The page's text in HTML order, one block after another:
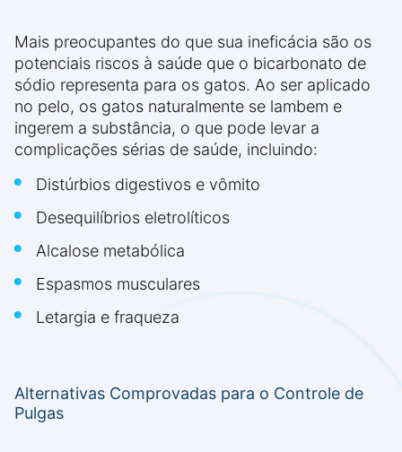
Mais preocupantes do que sua ineficácia são os
potenciais riscos à saúde que o bicarbonato de
sódio representa para os gatos. Ao ser aplicado
no pelo, os gatos naturalmente se lambem e
ingerem a substância, o que pode levar a
complicações sérias de saúde, incluindo:
Distúrbios digestivos e vômito
Desequilíbrios eletrolíticos
Alcalose metabólica
Espasmos musculares
Letargia e fraqueza
Alternativas Comprovadas para o Controle de
Pulgas